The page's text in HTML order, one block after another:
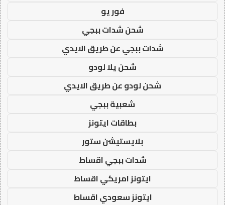
فور يو
شحن شدات ببجي
شدات ببجي عن طريق الايدي
شحن يلا لودو
شحن لودو عن طريق الايدي
شعبية ببجي
بطاقات ايتونز
بلايستيشن ستور
شدات ببجي اقساط
ايتونز امريكي اقساط
ايتونز سعودي اقساط